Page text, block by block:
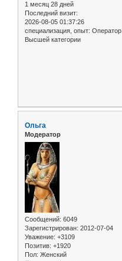
1 месяц 28 дней
Последний визит:
2026-08-05 01:37:26
специализация, опыт: Оператор
Высшей категории
Ольга
Модератор
Сообщений: 6049
Зарегистрирован: 2012-07-04
Уважение: +3109
Позитив: +1920
Пол: Женский